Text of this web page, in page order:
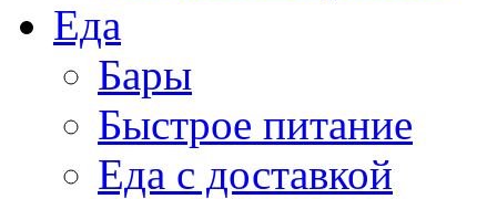
Еда
Бары
Быстрое питание
Еда с доставкой